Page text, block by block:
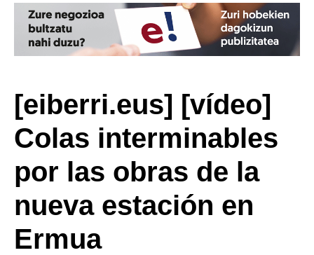
[eiberri.eus] [vídeo]
Colas interminables
por las obras de la
nueva estación en
Ermua